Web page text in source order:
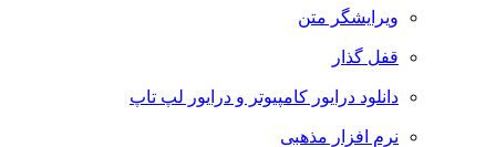
ویرایشگر متن
قفل گذار
دانلود درایور کامپیوتر و درایور لپ تاپ
نرم افزار مذهبی